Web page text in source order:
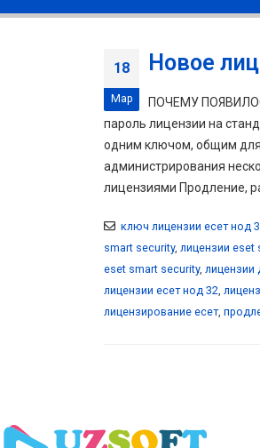
18
Мар
Новое
ПОЧЕМУ
пароль лицензии на
одним ключом, общим для
администрирования
лицензиями Продление,
ключ лицензии есет нод
smart security, лицензии eset
eset smart security, лицензии
лицензии есет нод 32
лицензирование есет,